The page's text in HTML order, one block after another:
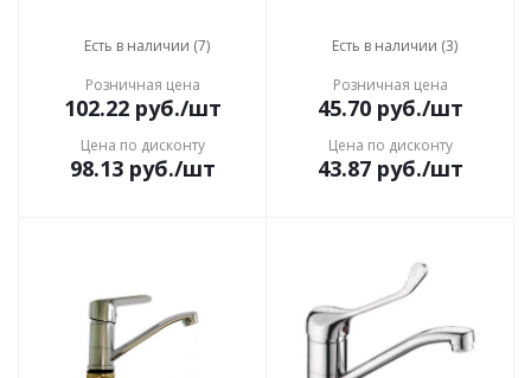
Есть в наличии (7)
Розничная цена
102.22руб./шт
Цена по дисконту
98.13руб./шт
Есть в наличии (3)
Розничная цена
45.70руб./шт
Цена по дисконту
43.87руб./шт